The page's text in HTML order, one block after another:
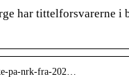
har tittelforsvarerne i
pa-nrk-fra-202…